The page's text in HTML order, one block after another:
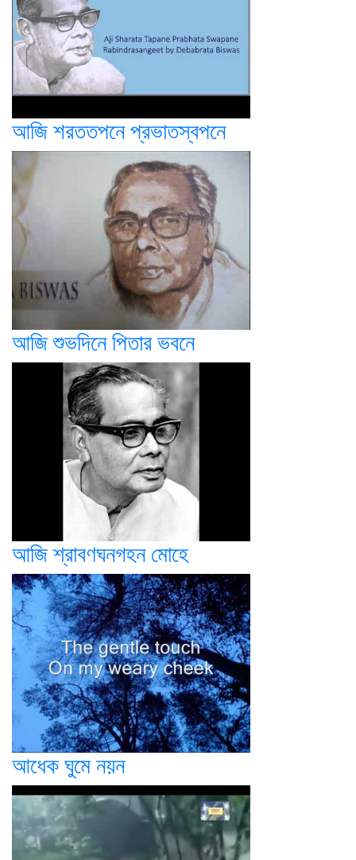
আজি শরততপনে প্রভাতস্বপনে
আজি শুভদিনে পিতার ভবনে
আজি শ্রাবণঘনগহন মোহে
আধেক ঘুমে নয়ন